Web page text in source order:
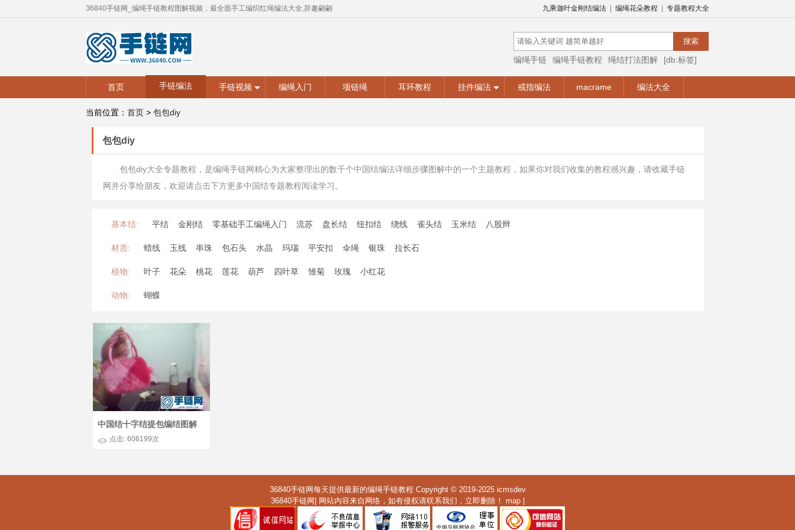
九乘迦叶金刚结编法 编绳花朵教程 专题教程大全
36840手链网_编绳手链教程图解视频，最全面手工编织红绳编法大全,辞趣翩翩
编绳手链 编绳手链教程 绳结打法图解
[db:标签]
首页
手链编法 手链视频 编绳入门 项链绳 耳环教程 挂件编法 戒指编法 macrame 编法大全
当前位置： 首页 > 包包diy
包包diy
包包diy大全专题教程，是编绳手链网精心为大家整理出的数千个中国结编法详细步骤图解中的一个主题教程，如果你对我们收集的教程感兴趣，请收藏手链
网并分享给朋友，欢迎请点击下方更多中国结专题教程阅读学习。
基本结: 平结 金刚结 零基础手工编绳入门 流苏 盘长结 纽扣结 绕线 雀头结 玉米结 八股辫
材质: 蜡线 玉线 串珠 包石头 水晶 玛瑙 平安扣 伞绳 银珠 拉长石
植物: 叶子 花朵 桃花 莲花 葫芦 四叶草 雏菊 玫瑰 小红花
动物: 蝴蝶
中国结十字结提包编结图解
点击: 606199次
36840手链网每天提供最新的编绳手链教程 Copyright © 2019-2025 icmsdev
36840手链网| 网站内容来自网络，如有侵权请联系我们，立即删除！ map|